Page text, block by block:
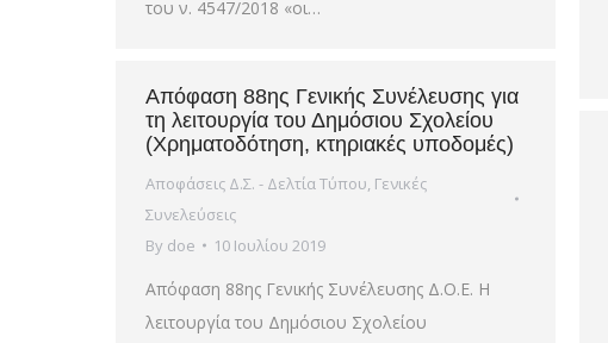
του ν. 4547/2018 «οι…
Απόφαση 88ης Γενικής Συνέλευσης για
τη λειτουργία του Δημόσιου Σχολείου
(Χρηματοδότηση, κτηριακές υποδομές)
Αποφάσεις Δ.Σ. - Δελτία Τύπου, Γενικές
Συνελεύσεις
By doe 10 Ιουλίου 2019
Απόφαση 88ης Γενικής Συνέλευσης Δ.Ο.Ε. Η
λειτουργία του Δημόσιου Σχολείου